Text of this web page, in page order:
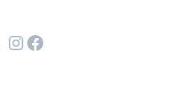
Instagram
Facebook